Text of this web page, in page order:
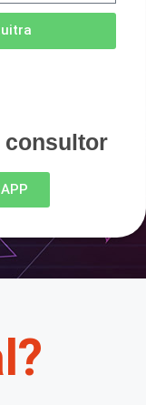
consultor